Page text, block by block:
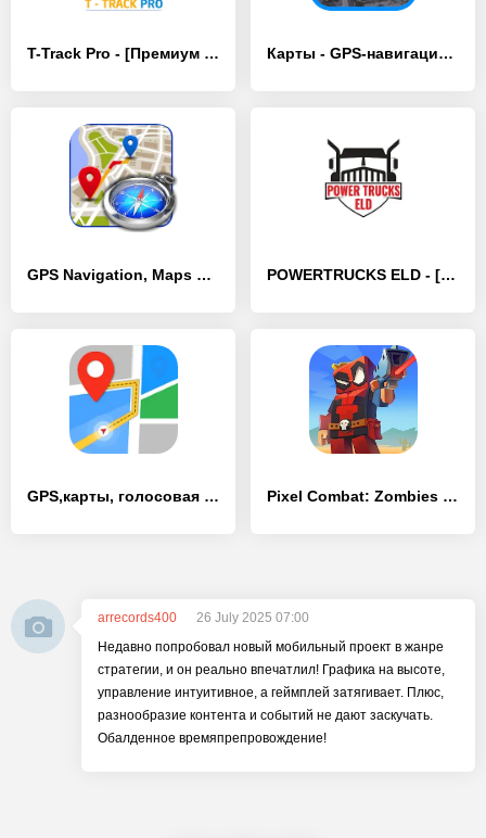
T-Track Pro - [Премиум версия] Карты - GPS-навигация по маршр - [Разблокированная версия]
GPS Navigation, Maps & Traffic - [Премиум версия] POWERTRUCKS ELD - [Премиум версия]
GPS,карты, голосовая навигация - [Премиум версия] Pixel Combat: Zombies Strike
arrecords400
26 July 2025 07:00
Недавно попробовал новый мобильный проект в жанре
стратегии, и он реально впечатлил! Графика на высоте,
управление интуитивное, а геймплей затягивает. Плюс,
разнообразие контента и событий не дают заскучать.
Обалденное времяпрепровождение!